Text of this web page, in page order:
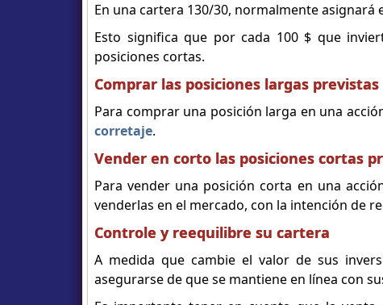
En una cartera 130/30, normalmente asignará
Esto significa que por cada 100 $ que
posiciones cortas.
Comprar las posiciones largas previstas
Para comprar una posición larga en una
corretaje.
Vender en corto las posiciones cortas
Para vender una posición corta en una
venderlas en el mercado, con la intención de
Controle y reequilibre su cartera
A medida que cambie el valor de sus
asegurarse de que se mantiene en línea con